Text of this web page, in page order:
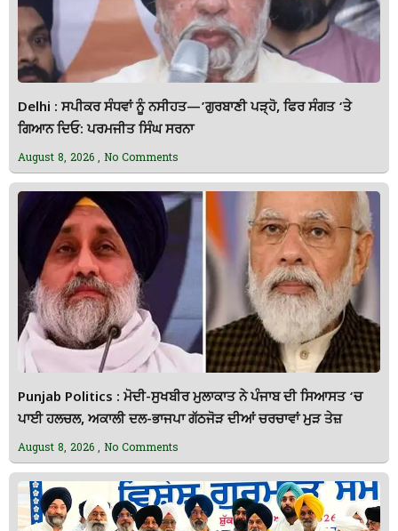
Delhi : ਸਪੀਕਰ ਸੰਧਵਾਂ ਨੂੰ ਨਸੀਹਤ—’ਗੁਰਬਾਣੀ ਪੜ੍ਹੋ, ਫਿਰ ਸੰਗਤ ‘ਤੇ
ਗਿਆਨ ਦਿਓ: ਪਰਮਜੀਤ ਸਿੰਘ ਸਰਨਾ
August 8, 2026 No Comments
Punjab Politics : ਮੋਦੀ-ਸੁਖਬੀਰ ਮੁਲਾਕਾਤ ਨੇ ਪੰਜਾਬ ਦੀ ਸਿਆਸਤ ‘ਚ
ਪਾਈ ਹਲਚਲ, ਅਕਾਲੀ ਦਲ-ਭਾਜਪਾ ਗੱਠਜੋੜ ਦੀਆਂ ਚਰਚਾਵਾਂ ਮੁੜ ਤੇਜ਼
August 8, 2026 No Comments